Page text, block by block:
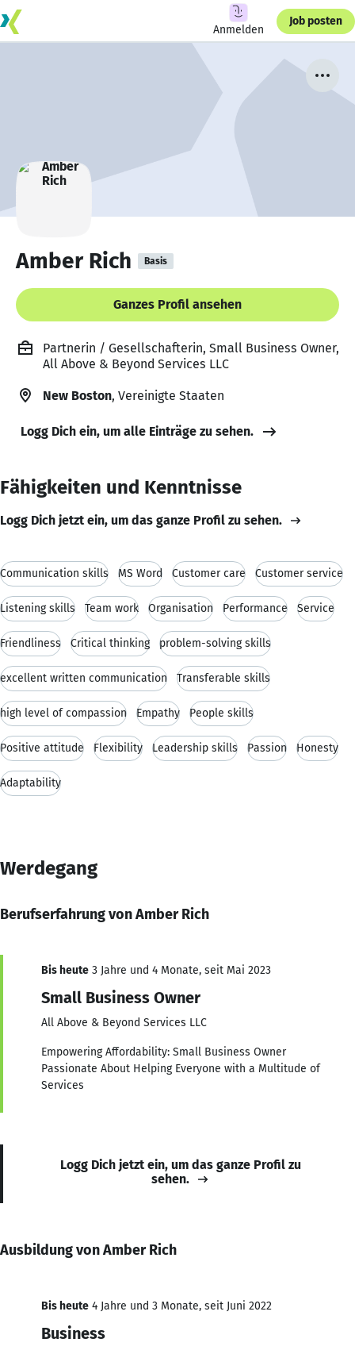
Anmelden
Job posten
Amber Rich Basis
Ganzes Profil ansehen
Partnerin / Gesellschafterin, Small Business Owner,
All Above & Beyond Services LLC
New Boston, Vereinigte Staaten
Logg Dich ein, um alle Einträge zu sehen.
Fähigkeiten und Kenntnisse
Logg Dich jetzt ein, um das ganze Profil zu sehen.
Communication skills MS Word Customer care Customer service
Listening skills Team work Organisation Performance Service
Friendliness Critical thinking problem-solving skills
excellent written communication Transferable skills
high level of compassion Empathy People skills
Positive attitude Flexibility Leadership skills Passion Honesty
Adaptability
Werdegang
Berufserfahrung von Amber Rich
Bis heute 3 Jahre und 4 Monate, seit Mai 2023
Small Business Owner
All Above & Beyond Services LLC
Empowering Affordability: Small Business Owner
Passionate About Helping Everyone with a Multitude of
Services
Logg Dich jetzt ein, um das ganze Profil zu
sehen.
Ausbildung von Amber Rich
Bis heute 4 Jahre und 3 Monate, seit Juni 2022
Business